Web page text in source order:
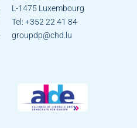
L-1475 Luxembourg
Tel: +352 22 41 84
groupdp@chd.lu